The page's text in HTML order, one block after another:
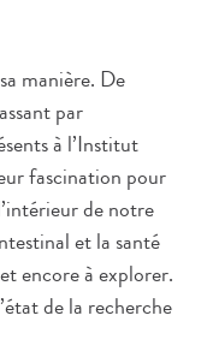
manière. De
par
à l’Institut
fascination pour
de notre
et la santé
encore à explorer.
de la recherche